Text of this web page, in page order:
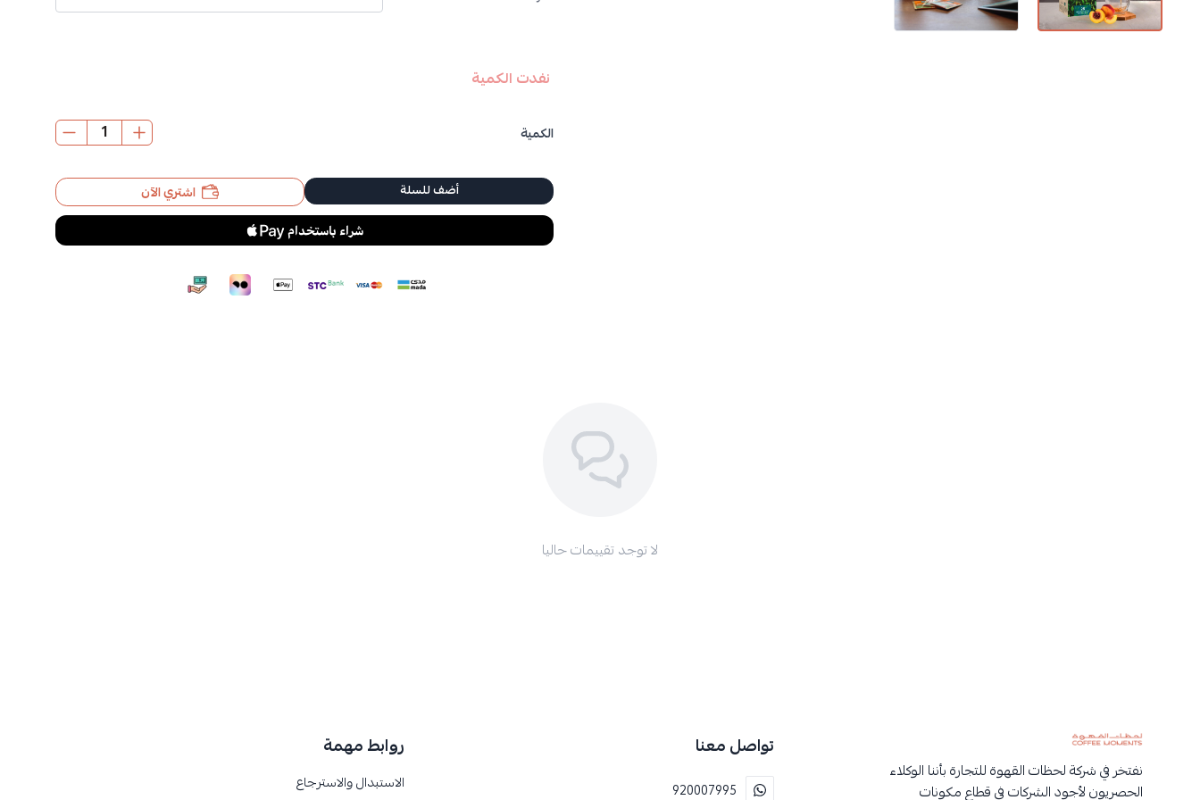
درجة الحرارة:
الكمية
نفدت الكمية
أضف للسلة اشتري الآن
لا توجد تقييمات حاليا
نفتخر في شركة لحظات القهوة للتجارة بأننا الوكلاء
الحصريون لأجود الشركات في قطاع مكونات
تواصل معنا
920007995
روابط مهمة
الاستبدال والاسترجاع